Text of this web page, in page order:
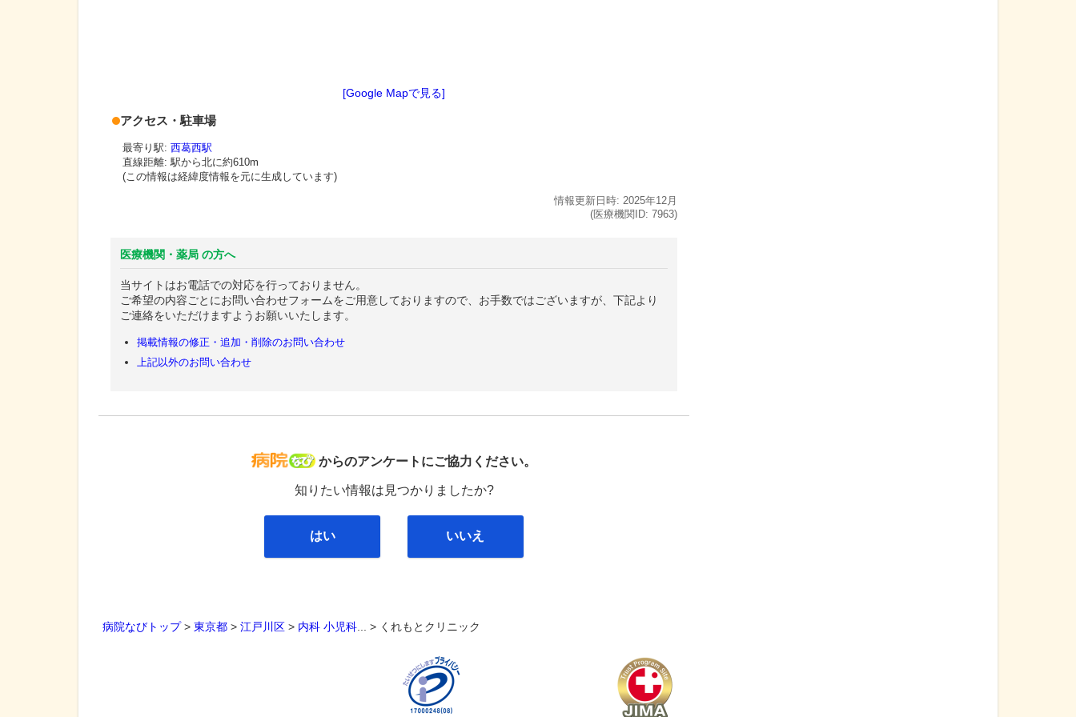
[Google Mapで見る]
アクセス・駐車場
最寄り駅: 西葛西駅
直線距離: 駅から北に約610m
(この情報は経緯度情報を元に生成しています)
情報更新日時: 2025年12月
(医療機関ID: 7963)
医療機関・薬局 の方へ
当サイトはお電話での対応を行っておりません。
ご希望の内容ごとにお問い合わせフォームをご用意しておりますので、お手数ではございますが、下記より
ご連絡をいただけますようお願いいたします。
掲載情報の修正・追加・削除のお問い合わせ
上記以外のお問い合わせ
病院なび
からのアンケートにご協力ください。
知りたい情報は見つかりましたか?
はい いいえ
病院なびトップ> 東京都 > 江戸川区 > 内科 小児科... > くれもとクリニック